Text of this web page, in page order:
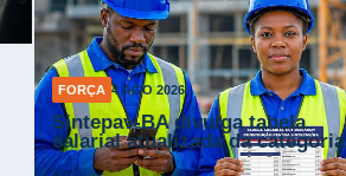
FORÇA 4 AGO 2026
Sintepav-BA divulga tabela
salarial atualizada da categoria